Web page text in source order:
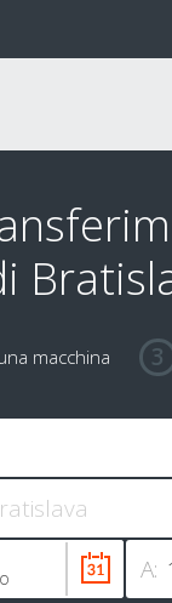
macchina
A: